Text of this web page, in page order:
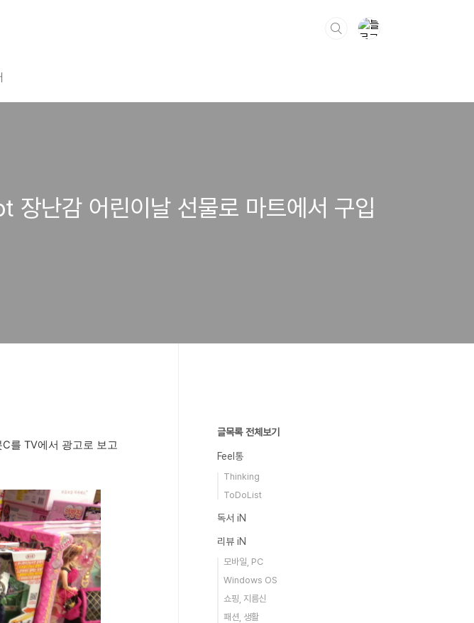
난감 어린이날 선물로 마트에서 구입
를 TV에서 광고로 보고
글목록 전체보기
Feel통
Thinking
ToDoList
독서 iN
리뷰 iN
모바일, PC
Windows OS
쇼핑, 지름신
패션, 생활